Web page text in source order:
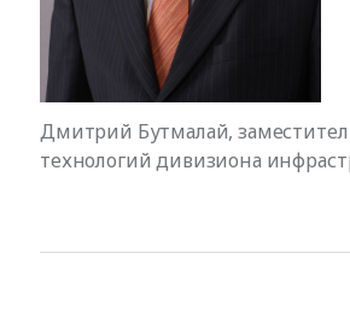
Дмитрий Бутмалай,
технологий дивизиона